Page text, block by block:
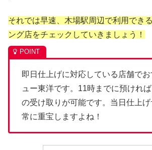
それでは早速、木場駅周辺で利用でき
ング店をチェックしていきましょう！
即日仕上げに対応している店舗で
ュー東洋です。11時までに預けれ
の受け取りが可能です。当日仕上
常に重宝しますよね！